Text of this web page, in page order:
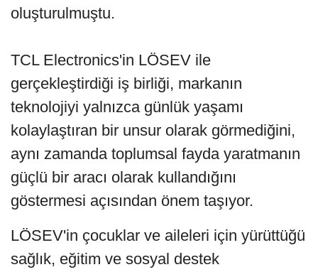
oluşturulmuştu.
TCL Electronics'in LÖSEV ile
gerçekleştirdiği iş birliği, markanın
teknolojiyi yalnızca günlük yaşamı
kolaylaştıran bir unsur olarak görmediğini,
aynı zamanda toplumsal fayda yaratmanın
güçlü bir aracı olarak kullandığını
göstermesi açısından önem taşıyor.
LÖSEV'in çocuklar ve aileleri için yürüttüğü
sağlık, eğitim ve sosyal destek